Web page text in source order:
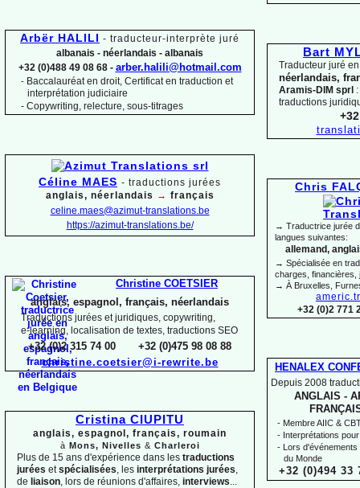
Bart
Traducteur juré en
néerlandais,
Aramis-DIM sprl
traductions
Chris
→ Traductrice jurée
langues suivantes:
allemand,
→ Spécialisée en
charges, financières,
→ À Bruxelles,
+32 (0)2 771
HENALEX
Depuis 2008
ANGLAIS -
- Membre AIIC &
- Interprétations
- Lors
du Monde
+32 (0)494 33
Arbër HALILI - traducteur-interprète juré
albanais - néerlandais - albanais
+32 (0)488 49 08 68 - arber.halili@hotmail.com
- Baccalauréat en droit, Certificat en traduction et
interprétation judiciaire
- Copywriting, relecture, sous-titrages
Céline MAES - traductions jurées
anglais, néerlandais → français
celine.maes@azimut-translations.be
https://azimut-translations.be/
Christine COETSIER
anglais, espagnol, français, néerlandais
Traductions jurées et juridiques, copywriting,
e- learning, localisation de textes, traductions SEO
+32 (0)2 315 74 00 +32 (0)475 98 08 88
christine.coetsier@i-rewrite.be
Cristina CIUPITU
anglais, espagnol, français, roumain
à Mons, Nivelles & Charleroi
Plus de 15 ans d'expérience dans les traductions
jurées etspécialisées, les interprétations jurées,
de liaison, lors de réunions d'affaires, interviews...